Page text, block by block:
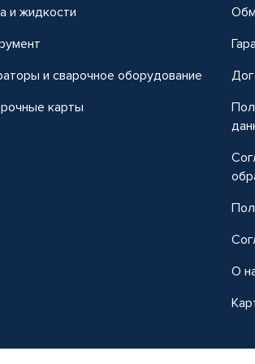
и жидкости
и сварочное оборудование
карты
О